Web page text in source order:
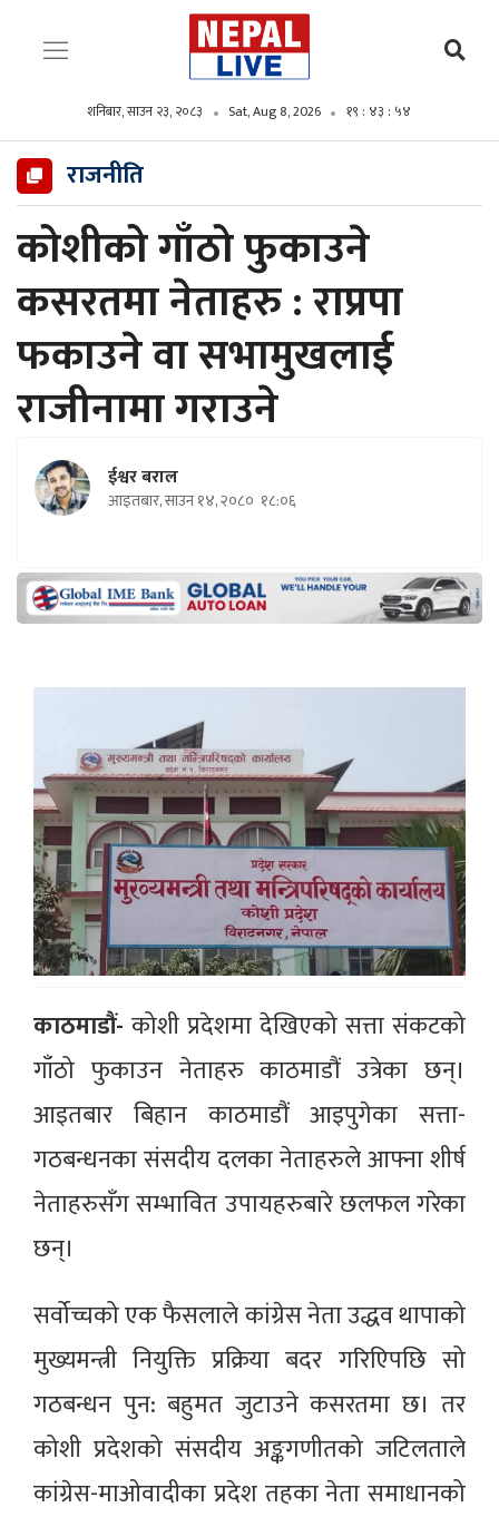
शनिबार, साउन २३, २०८३ Sat, Aug 8, 2026 १९ : ४३ : ५५
राजनीति
कोशीको गाँठो फुकाउने
कसरतमा नेताहरु : राप्रपा
फकाउने वा सभामुखलाई
राजीनामा गराउने
ईश्वर बराल
आइतबार, साउन १४, २०८० १८:०६
काठमाडौं- कोशी प्रदेशमा देखिएको सत्ता संकटको
गाँठो फुकाउन नेताहरु काठमाडौं उत्रेका छन्।
आइतबार बिहान काठमाडौं आइपुगेका सत्ता-
गठबन्धनका संसदीय दलका नेताहरुले आफ्ना शीर्ष
नेताहरुसँग सम्भावित उपायहरुबारे छलफल गरेका
छन्।
सर्वोच्चको एक फैसलाले कांग्रेस नेता उद्धव थापाको
मुख्यमन्त्री नियुक्ति प्रक्रिया बदर गरिएिपछि सो
गठबन्धन पुन: बहुमत जुटाउने कसरतमा छ। तर
कोशी प्रदेशको संसदीय अङ्कगणीतको जटिलताले
कांग्रेस-माओवादीका प्रदेश तहका नेता समाधानको